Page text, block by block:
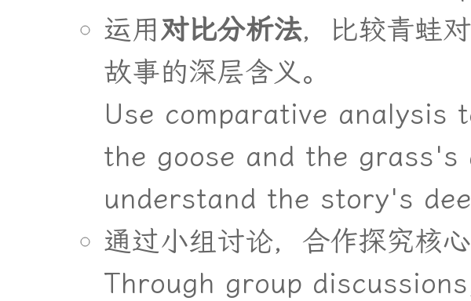
运用对比分析法， 比较青蛙对
故事的深层含义。
Use comparative
the goose and the
understand the story's
通过小组讨论， 合作探究核心
Through group